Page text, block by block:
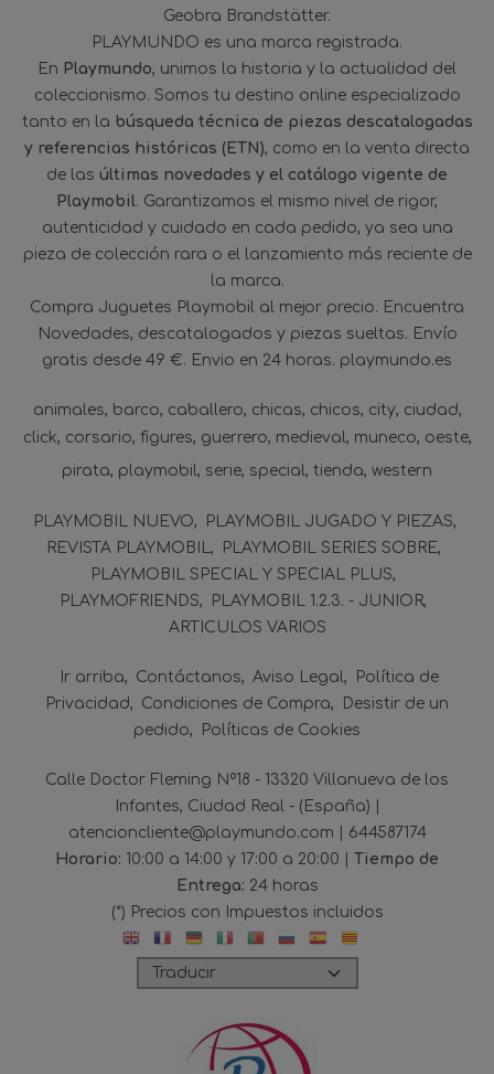
Geobra Brandstätter.
PLAYMUNDO es una marca registrada.
En Playmundo, unimos la historia y la actualidad del
coleccionismo. Somos tu destino online especializado
tanto en la búsqueda técnica de piezas descatalogadas
y referencias históricas (ETN), como en la venta directa
de las últimas novedades y el catálogo vigente de
Playmobil. Garantizamos el mismo nivel de rigor,
autenticidad y cuidado en cada pedido, ya sea una
pieza de colección rara o el lanzamiento más reciente de
la marca.
Compra Juguetes Playmobil al mejor precio. Encuentra
Novedades, descatalogados y piezas sueltas. Envío
gratis desde 49 €. Envio en 24 horas. playmundo.es
animales barco caballero chicas chicos city ciudad
click corsario figures guerrero medieval muneco oeste
pirata playmobil serie special tienda western
PLAYMOBIL NUEVO
PLAYMOBIL JUGADO Y PIEZAS
REVISTA PLAYMOBIL
PLAYMOBIL SERIES SOBRE
PLAYMOBIL SPECIAL Y SPECIAL PLUS
PLAYMOFRIENDS
PLAYMOBIL 1.2.3. - JUNIOR
ARTICULOS VARIOS
Ir arriba Contáctanos Aviso Legal
Política de
Privacidad
Condiciones de Compra
Desistir de un
pedido
Políticas de Cookies
Calle Doctor Fleming Nº18 - 13320 Villanueva de los
Infantes, Ciudad Real - (España) |
atencioncliente@playmundo.com | 644587174
Horario: 10:00 a 14:00 y 17:00 a 20:00 | Tiempo de
Entrega: 24 horas
(*) Precios con Impuestos incluidos